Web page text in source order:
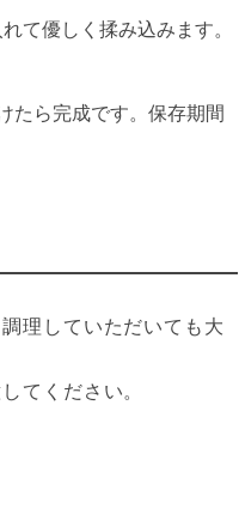
て優しく揉み込みます。
たら完成です。保存期間
理していただいても大
てください。